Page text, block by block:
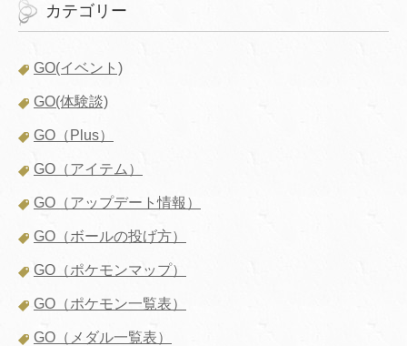
カテゴリー
GO(イベント)
GO(体験談)
GO（Plus）
GO（アイテム）
GO（アップデート情報）
GO（ボールの投げ方）
GO（ポケモンマップ）
GO（ポケモン一覧表）
GO（メダル一覧表）